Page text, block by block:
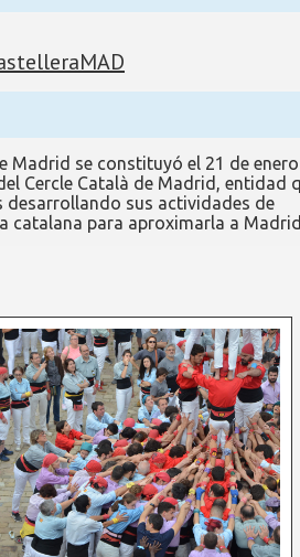
Madrid se constituyó el 21 de
Cercle Català de Madrid, entidad
desarrollando sus actividades de
catalana para aproximarla a